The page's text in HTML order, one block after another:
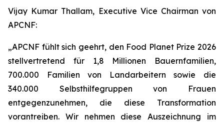
Vijay Kumar Thallam, Executive Vice Chairman von
APCNF:
„APCNF fühlt sich geehrt, den Food Planet Prize 2026
stellvertretend für 1,8 Millionen Bauernfamilien,
700.000 Familien von Landarbeitern sowie die
340.000 Selbsthilfegruppen von Frauen
entgegenzunehmen, die diese Transformation
vorantreiben. Wir nehmen diese Auszeichnung im